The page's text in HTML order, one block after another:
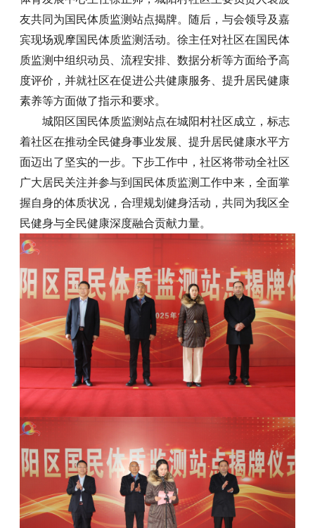
友共同为国民体质监测站点揭牌。随后，与会领导及嘉
宾现场观摩国民体质监测活动。徐主任对社区在国民体
质监测中组织动员、流程安排、数据分析等方面给予高
度评价，并就社区在促进公共健康服务、提升居民健康
素养等方面做了指示和要求。
城阳区国民体质监测站点在城阳村社区成立，标志
着社区在推动全民健身事业发展、提升居民健康水平方
面迈出了坚实的一步。下步工作中，社区将带动全社区
广大居民关注并参与到国民体质监测工作中来，全面掌
握自身的体质状况，合理规划健身活动，共同为我区全
民健身与全民健康深度融合贡献力量。